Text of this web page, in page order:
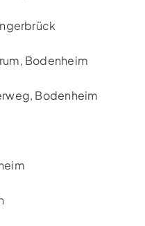
Bodenheim
Bodenheim